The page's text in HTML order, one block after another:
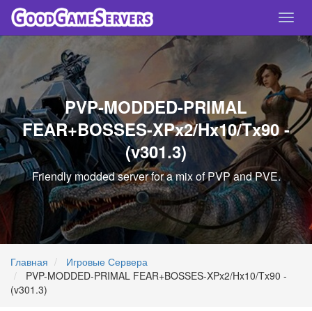
PVP-MODDED-PRIMAL
FEAR+BOSSES-XPx2/Hx10/Tx90 -
(v301.3)
Friendly modded server for a mix of PVP and PVE.
Главная
Игровые Сервера
PVP-MODDED-PRIMAL FEAR+BOSSES-XPx2/Hx10/Tx90 -
(v301.3)